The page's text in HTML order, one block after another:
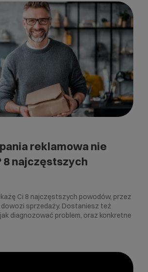
reklamowa nie
8 najczęstszych
Ci 8 najczęstszych powodów, przez
dowozi sprzedaży. Dostaniesz też
diagnozować problem, oraz konkretne